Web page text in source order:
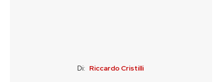
Di: Riccardo Cristilli